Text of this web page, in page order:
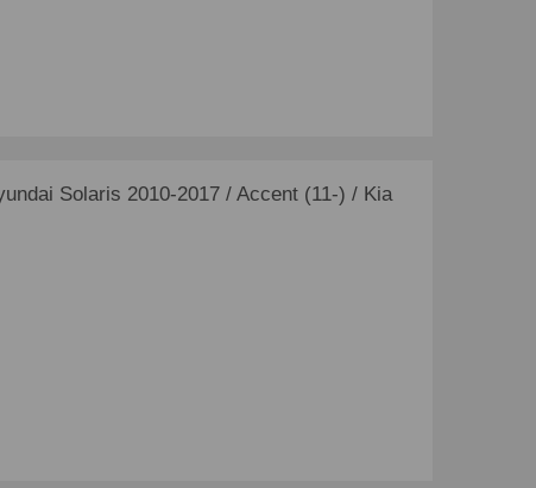
Solaris 2010-2017 / Accent (11-) / Kia